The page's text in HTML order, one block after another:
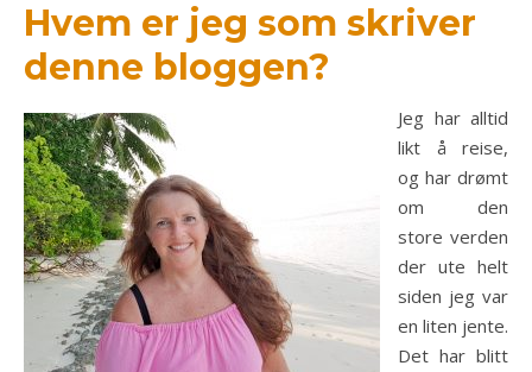
Hvem er jeg som skriver
denne bloggen?
Jeg har alltid
likt å reise,
og har drømt
om den
store verden
der ute helt
siden jeg var
en liten jente.
Det har blitt